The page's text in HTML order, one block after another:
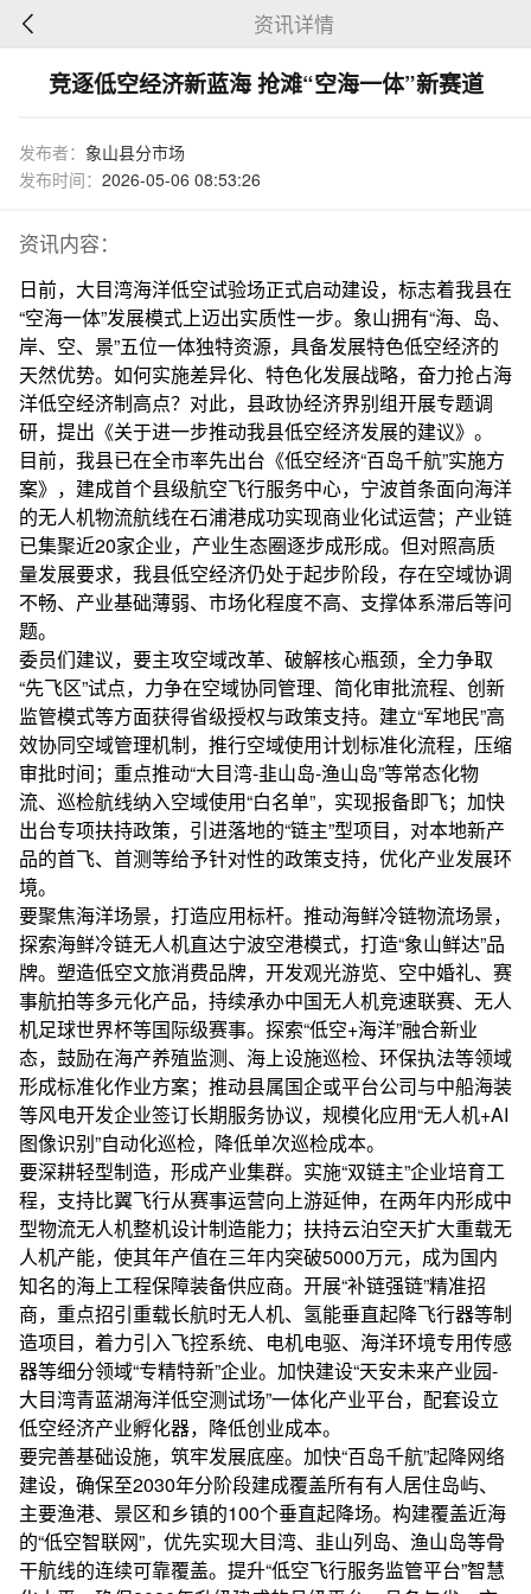
资讯详情
竞逐低空经济新蓝海 抢滩“空海一体”新赛道
发布者： 象山县分市场
发布时间： 2026-05-06 08:53:26
资讯内容：
日前，大目湾海洋低空试验场正式启动建设，标志着我县在
“空海一体”发展模式上迈出实质性一步。象山拥有“海、岛、
岸、空、景”五位一体独特资源，具备发展特色低空经济的
天然优势。如何实施差异化、特色化发展战略，奋力抢占海
洋低空经济制高点？对此，县政协经济界别组开展专题调
研，提出《关于进一步推动我县低空经济发展的建议》。
目前，我县已在全市率先出台《低空经济“百岛千航”实施方
案》，建成首个县级航空飞行服务中心，宁波首条面向海洋
的无人机物流航线在石浦港成功实现商业化试运营；产业链
已集聚近20家企业，产业生态圈逐步成形成。但对照高质
量发展要求，我县低空经济仍处于起步阶段，存在空域协调
不畅、产业基础薄弱、市场化程度不高、支撑体系滞后等问
题。
委员们建议，要主攻空域改革、破解核心瓶颈，全力争取
“先飞区”试点，力争在空域协同管理、简化审批流程、创新
监管模式等方面获得省级授权与政策支持。建立“军地民”高
效协同空域管理机制，推行空域使用计划标准化流程，压缩
审批时间；重点推动“大目湾-韭山岛-渔山岛”等常态化物
流、巡检航线纳入空域使用“白名单”，实现报备即飞；加快
出台专项扶持政策，引进落地的“链主”型项目，对本地新产
品的首飞、首测等给予针对性的政策支持，优化产业发展环
境。
要聚焦海洋场景，打造应用标杆。推动海鲜冷链物流场景，
探索海鲜冷链无人机直达宁波空港模式，打造“象山鲜达”品
牌。塑造低空文旅消费品牌，开发观光游览、空中婚礼、赛
事航拍等多元化产品，持续承办中国无人机竞速联赛、无人
机足球世界杯等国际级赛事。探索“低空+海洋”融合新业
态，鼓励在海产养殖监测、海上设施巡检、环保执法等领域
形成标准化作业方案；推动县属国企或平台公司与中船海装
等风电开发企业签订长期服务协议，规模化应用“无人机+AI
图像识别”自动化巡检，降低单次巡检成本。
要深耕轻型制造，形成产业集群。实施“双链主”企业培育工
程，支持比翼飞行从赛事运营向上游延伸，在两年内形成中
型物流无人机整机设计制造能力；扶持云泊空天扩大重载无
人机产能，使其年产值在三年内突破5000万元，成为国内
知名的海上工程保障装备供应商。开展“补链强链”精准招
商，重点招引重载长航时无人机、氢能垂直起降飞行器等制
造项目，着力引入飞控系统、电机电驱、海洋环境专用传感
器等细分领域“专精特新”企业。加快建设“天安未来产业园-
大目湾青蓝湖海洋低空测试场”一体化产业平台，配套设立
低空经济产业孵化器，降低创业成本。
要完善基础设施，筑牢发展底座。加快“百岛千航”起降网络
建设，确保至2030年分阶段建成覆盖所有有人居住岛屿、
主要渔港、景区和乡镇的100个垂直起降场。构建覆盖近海
的“低空智联网”，优先实现大目湾、韭山列岛、渔山岛等骨
干航线的连续可靠覆盖。提升“低空飞行服务监管平台”智慧